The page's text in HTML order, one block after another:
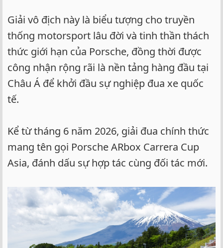
Giải vô địch này là biểu tượng cho truyền
thống motorsport lâu đời và tinh thần thách
thức giới hạn của Porsche, đồng thời được
công nhận rộng rãi là nền tảng hàng đầu tại
Châu Á để khởi đầu sự nghiệp đua xe quốc
tế.
Kể từ tháng 6 năm 2026, giải đua chính thức
mang tên gọi Porsche ARbox Carrera Cup
Asia, đánh dấu sự hợp tác cùng đối tác mới.